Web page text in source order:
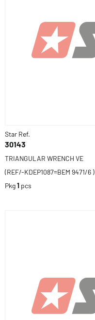
Star Ref.
30143
TRIANGULAR WRENCH VE
(REF/-KDEP1087=BEM 9471/6 )
Pkg1 pcs